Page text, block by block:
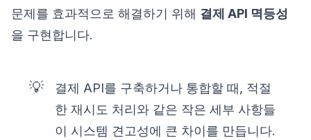
문제를 효과적으로 해결하기 위해 결제 API 멱등성
을 구현합니다.
💡
결제 API를 구축하거나 통합할 때, 적절
한 재시도 처리와 같은 작은 세부 사항들
이 시스템 견고성에 큰 차이를 만듭니다.